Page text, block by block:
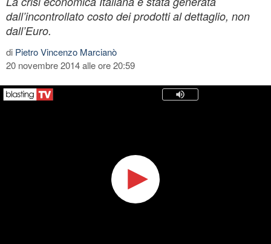
dall’incontrollato costo dei prodotti al dettaglio, non
dall’Euro.
di Pietro Vincenzo Marcianò
20 novembre 2014 alle ore 20:59